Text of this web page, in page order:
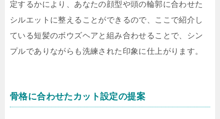
定するかにより、あなたの顔型や頭の輪郭に合わせた
シルエットに整えることができるので、ここで紹介し
ている短髪のボウズヘアと組み合わせることで、シン
プルでありながらも洗練された印象に仕上がります。
骨格に合わせたカット設定の提案